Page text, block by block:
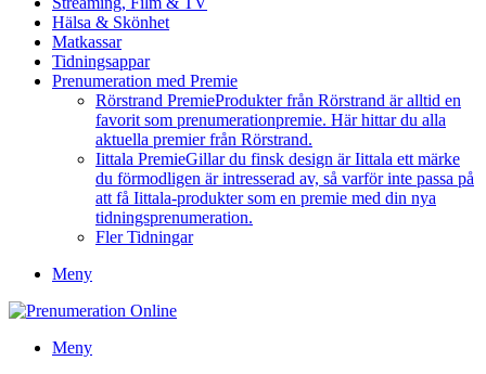
Hälsa & Skönhet
Matkassar
Tidningsappar
Prenumeration med Premie
Rörstrand PremieProdukter från Rörstrand är alltid en
favorit som prenumerationpremie. Här hittar du alla
aktuella premier från Rörstrand.
Iittala PremieGillar du finsk design är Iittala ett märke
du förmodligen är intresserad av, så varför inte passa på
att få Iittala-produkter som en premie med din nya
tidningsprenumeration.
Fler Tidningar
Meny
Meny